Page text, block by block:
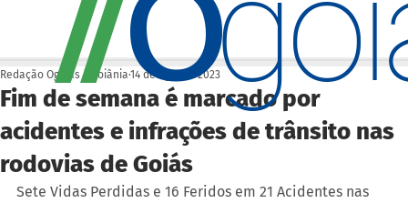
Fim de semana é marcado por
acidentes e infrações de trânsito nas
rodovias de Goiás
Redação Ogoiás | Goiânia 14 de ago. de 2023
Sete Vidas Perdidas e 16 Feridos em 21 Acidentes nas